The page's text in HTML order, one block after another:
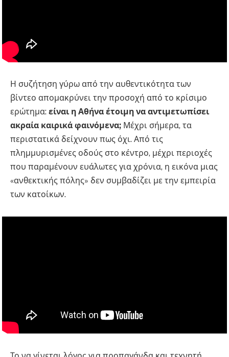
Η συζήτηση γύρω από την αυθεντικότητα των
βίντεο απομακρύνει την προσοχή από το κρίσιμο
ερώτημα: είναι η Αθήνα έτοιμη να αντιμετωπίσει
ακραία καιρικά φαινόμενα; Μέχρι σήμερα, τα
περιστατικά δείχνουν πως όχι. Από τις
πλημμυρισμένες οδούς στο κέντρο, μέχρι περιοχές
που παραμένουν ευάλωτες για χρόνια, η εικόνα μιας
«ανθεκτικής πόλης» δεν συμβαδίζει με την εμπειρία
των κατοίκων.